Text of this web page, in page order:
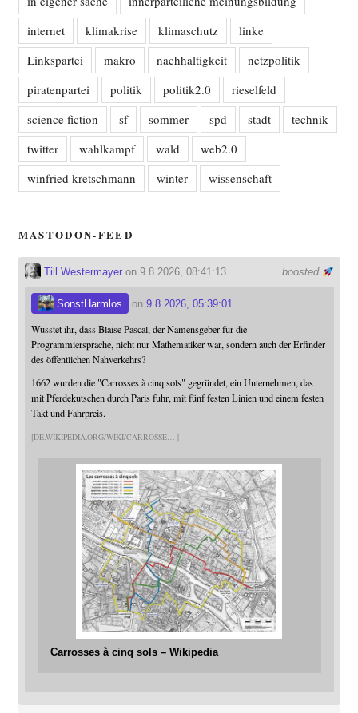
internet
klimakrise klimaschutz
linke
Linkspartei
makro nachhaltigkeit
netzpolitik
piratenpartei
politik politik2.0
rieselfeld
science fiction
sf sommer spd stadt
technik
twitter
wahlkampf wald
web2.0
winfried kretschmann
winter wissenschaft
MASTODON-FEED
boosted
Till Westermayeron 9.8.2026, 08:41:13
SonstHarmlos on 9.8.2026, 05:39:01
Wusstet ihr, dass Blaise Pascal, der Namensgeber für die
Programmiersprache, nicht nur Mathematiker war, sondern auch der Erfinder
des öffentlichen Nahverkehrs?
1662 wurden die "Carrosses à cinq sols" gegründet, ein Unternehmen, das
mit Pferdekutschen durch Paris fuhr, mit fünf festen Linien und einem festen
Takt und Fahrpreis.
DE.WIKIPEDIA.ORG/WIKI/CARROSSE
Carrosses à cinq sols – Wikipedia